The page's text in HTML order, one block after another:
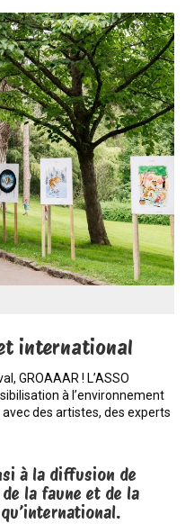
international
GROAAAR ! L’ASSO
à l’environnement
des artistes, des experts
à la diffusion de
la faune et de la